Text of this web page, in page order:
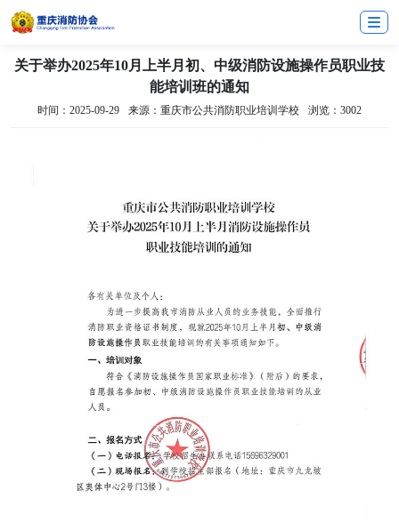
关于举办2025年10月上半月初、中级消防设施操作员职业技
能培训班的通知
时间：2025-09-29 来源：重庆市公共消防职业培训学校 浏览：3002